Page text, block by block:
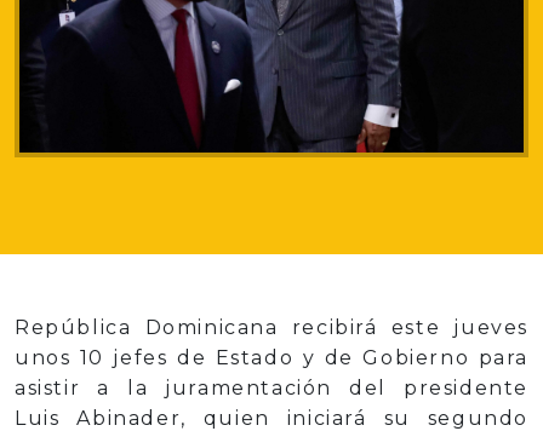
República Dominicana recibirá este jueves
unos 10 jefes de Estado y de Gobierno para
asistir a la juramentación del presidente
Luis Abinader, quien iniciará su segundo